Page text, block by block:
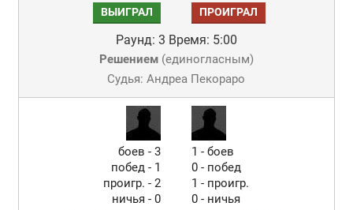
ВЫИГРАЛ ПРОИГРАЛ
Раунд: 3 Время: 5:00
Решением(единогласным)
Судья: Андреа Пекораро
боев - 3
побед - 1
проигр. - 2
ничья - 0
1 - боев
0 - побед
1 - проигр.
0 - ничья